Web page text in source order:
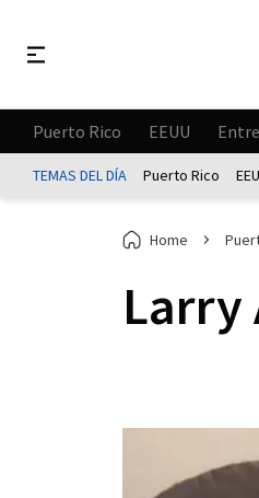
Puerto Rico EEUU
TEMAS DEL DÍA Puerto Rico
Home
Larry